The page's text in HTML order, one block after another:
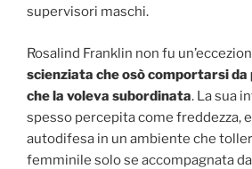
supervisori maschi.
Rosalind Franklin non fu
scienziata che osò comportarsi da
che la voleva subordinata. La sua
spesso percepita come freddezza,
autodifesa in un ambiente che
femminile solo se accompagnata